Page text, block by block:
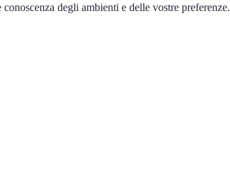
degli ambienti e delle vostre preferenze.